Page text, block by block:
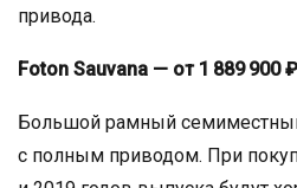
привода.
Foton Sauvana — от 1 889 900 ₽
Большой рамный
с полным приводом. При